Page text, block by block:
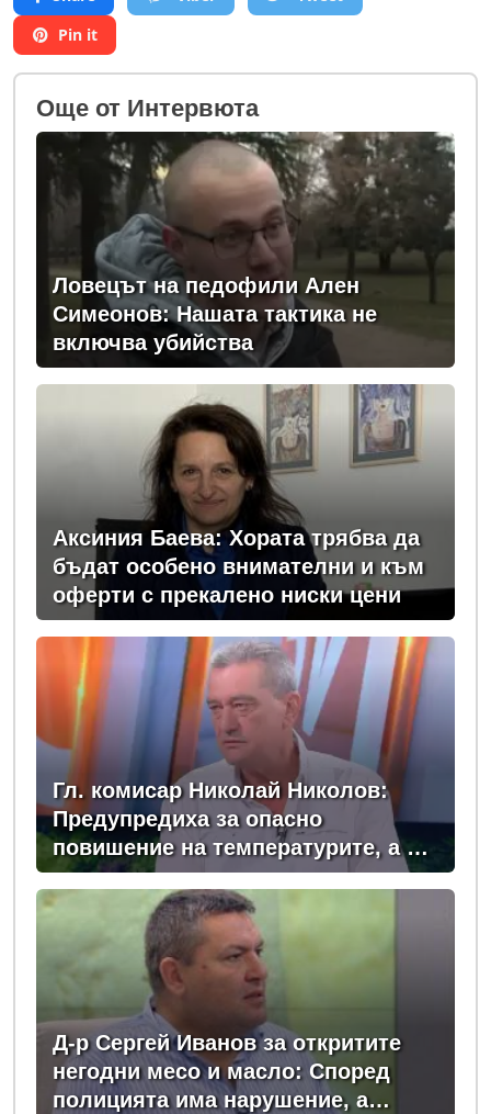
Pin it
Oще от Интервюта
Ловецът на педофили Ален
Симеонов: Нашата тактика не
включва убийства
Аксиния Баева: Хората трябва да
бъдат особено внимателни и към
оферти с прекалено ниски цени
Гл. комисар Николай Николов:
Предупредиха за опасно
повишение на температурите, а в
момента сме в сърцевината на
най-опасното време
Д-р Сергей Иванов за откритите
негодни месо и масло: Според
полицията има нарушение, а